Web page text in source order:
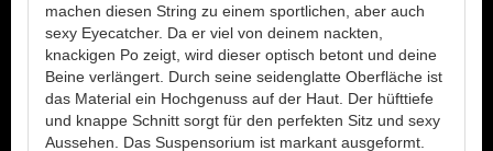
machen diesen String zu einem sportlichen, aber auch
sexy Eyecatcher. Da er viel von deinem nackten,
knackigen Po zeigt, wird dieser optisch betont und deine
Beine verlängert. Durch seine seidenglatte Oberfläche ist
das Material ein Hochgenuss auf der Haut. Der hüfttiefe
und knappe Schnitt sorgt für den perfekten Sitz und sexy
Aussehen. Das Suspensorium ist markant ausgeformt.